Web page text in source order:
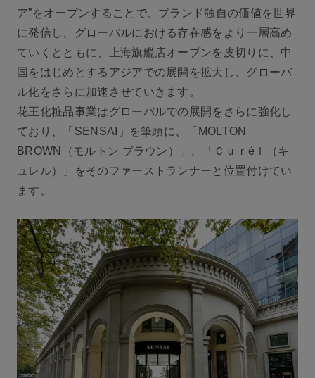
ア”をオープンすることで、ブランド独自の価値を世界
に発信し、グローバルにおける存在感をより一層高め
ていくとともに、上海旗艦店オープンを皮切りに、中
国をはじめとするアジアでの展開を拡大し、グローバ
ル化をさらに加速させていきます。
花王化粧品事業はグローバルでの展開をさらに強化し
ており、「SENSAI」を筆頭に、「MOLTON
BROWN（モルトン ブラウン）」、「Ｃｕｒéｌ（キ
ュレル）」をそのファーストランナーと位置付けてい
ます。